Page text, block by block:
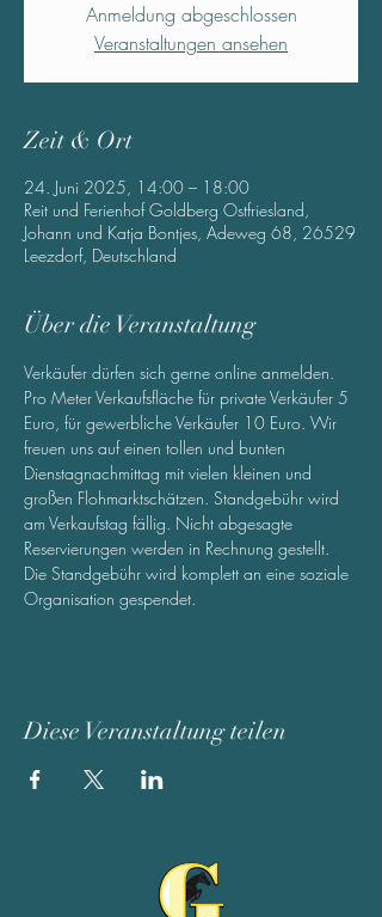
Anmeldung abgeschlossen
Veranstaltungen ansehen
Zeit & Ort
24. Juni 2025, 14:00 – 18:00
Reit und Ferienhof Goldberg Ostfriesland,
Johann und Katja Bontjes, Adeweg 68, 26529
Leezdorf, Deutschland
Über die Veranstaltung
Verkäufer dürfen sich gerne online anmelden.
Pro Meter Verkaufsfläche für private Verkäufer 5
Euro, für gewerbliche Verkäufer 10 Euro. Wir
freuen uns auf einen tollen und bunten
Dienstagnachmittag mit vielen kleinen und
großen Flohmarktschätzen. Standgebühr wird
am Verkaufstag fällig. Nicht abgesagte
Reservierungen werden in Rechnung gestellt.
Die Standgebühr wird komplett an eine soziale
Organisation gespendet.
Diese Veranstaltung teilen